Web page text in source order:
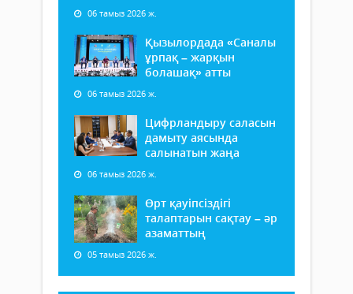
06 тамыз 2026 ж.
Қызылордада «Саналы
ұрпақ – жарқын
болашақ» атты
06 тамыз 2026 ж.
Цифрландыру саласын
дамыту аясында
салынатын жаңа
06 тамыз 2026 ж.
Өрт қауіпсіздігі
талаптарын сақтау – әр
азаматтың
05 тамыз 2026 ж.